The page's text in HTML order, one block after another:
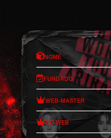
Nome
Fundado
Web-Master
Co-Web